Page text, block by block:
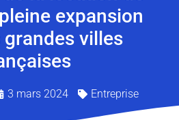
expansion
grandes villes
3 mars 2024 Entreprise